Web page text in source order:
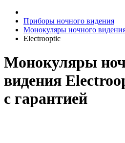
Приборы ночного видения
Монокуляры ночного
Electrooptic
Монокуляры
видения
с гарантией